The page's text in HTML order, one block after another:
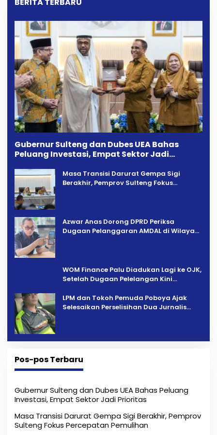
BERITA TERBARU
Gubernur Sulteng dan Dubes UEA Bahas
Peluang Investasi, Empat Sektor Jadi
Masa Transisi Darurat Gempa Sigi
Berakhir, Pemprov Sulteng Fokus
Azwar Anas Dorong DPRD Periksa
Dugaan Pelanggaran AMDAL di Wilayah
‎WOM Finance Palu Diadukan Lagi ke OJK,
Setelah Dugaan Pelelangan Kini
LPM dan Tokoh Pemuda Poboya Ajak
Selesaikan Perselisihan Dua Jurnalis
Pos-pos Terbaru
Gubernur Sulteng dan Dubes UEA Bahas Peluang
Investasi, Empat Sektor Jadi Prioritas
Masa Transisi Darurat Gempa Sigi Berakhir, Pemprov
Sulteng Fokus Percepatan Pemulihan